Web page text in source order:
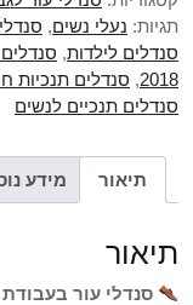
תגיות: נעלי נשים,
סנדלים לילדות,
2018
, סנדלים תנכיות
סנדלים תנכיים לנשים
תיאור מידע
תיאור
סנדלי עור בעבודת